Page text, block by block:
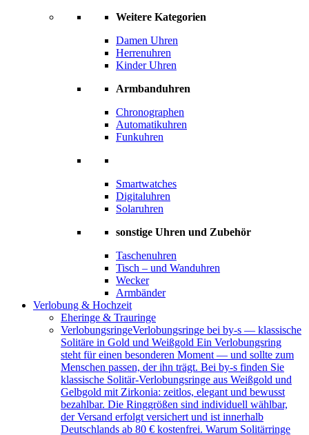
Weitere Kategorien
Damen Uhren
Herrenuhren
Kinder Uhren
Armbanduhren
Chronographen
Automatikuhren
Funkuhren
Smartwatches
Digitaluhren
Solaruhren
sonstige Uhren und Zubehör
Taschenuhren
Tisch – und Wanduhren
Wecker
Armbänder
Verlobung & Hochzeit
Eheringe & Trauringe
VerlobungsringeVerlobungsringe bei by-s — klassische
Solitäre in Gold und Weißgold Ein Verlobungsring
steht für einen besonderen Moment — und sollte zum
Menschen passen, der ihn trägt. Bei by-s finden Sie
klassische Solitär-Verlobungsringe aus Weißgold und
Gelbgold mit Zirkonia: zeitlos, elegant und bewusst
bezahlbar. Die Ringgrößen sind individuell wählbar,
der Versand erfolgt versichert und ist innerhalb
Deutschlands ab 80 € kostenfrei. Warum Solitärringe